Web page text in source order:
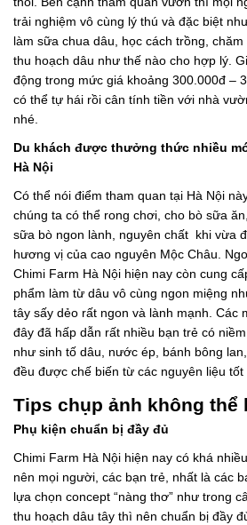
trải nghiệm vô cùng lý thú và đặc biệt
làm sữa chua dâu, học cách trồng,
thu hoạch dâu như thế nào cho hợp lý.
động trong mức giá khoảng 300.000đ –
có thể tự hái rồi cân tính tiền với nhà
nhé.
Du khách được thưởng thức nhiều
Hà Nội
Có thể nói điểm tham quan tại Hà Nội
chúng ta có thể rong chơi, cho bò sữa
sữa bò ngon lành, nguyên chất khi vừa
hương vị của cao nguyên Mộc Châu.
Chimi Farm Hà Nội hiện nay còn cung
phẩm làm từ dâu vô cùng ngon miệng
tây sấy dẻo rất ngon và lành mạnh. Các
đây đã hấp dẫn rất nhiều bạn trẻ có
như sinh tố dâu, nước ép, bánh bông
đều được chế biến từ các nguyên liệu tốt
Tips chụp ảnh không thể
Phụ kiện chuẩn bị đầy đủ
Chimi Farm Hà Nội hiện nay có khá
nên mọi người, các bạn trẻ, nhất là các
lựa chọn concept “nàng thơ” như trong
thu hoạch dâu tây thì nên chuẩn bị đầy